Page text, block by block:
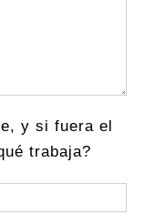
y si fuera el
trabaja?